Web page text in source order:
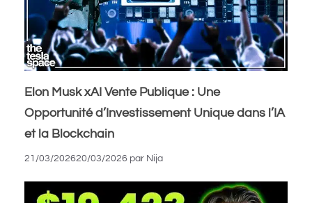
Elon Musk xAI Vente Publique : Une
Opportunité d’Investissement Unique dans l’IA
et la Blockchain
21/03/202620/03/2026 par Nija